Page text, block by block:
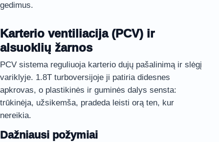
gedimus.
Karterio ventiliacija (PCV) ir
alsuoklių žarnos
PCV sistema reguliuoja karterio dujų pašalinimą ir slėgį
variklyje. 1.8T turboversijoje ji patiria didesnes
apkrovas, o plastikinės ir guminės dalys sensta:
trūkinėja, užsikemša, pradeda leisti orą ten, kur
nereikia.
Dažniausi požymiai